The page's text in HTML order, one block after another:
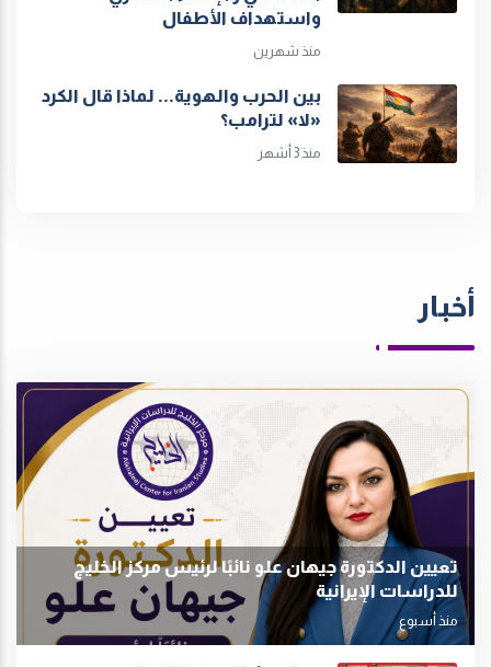
واستهداف الأطفال
منذ شهرين
بين الحرب والهوية... لماذا قال الكرد
«لا» لترامب؟
منذ 3 أشهر
أخبار
تعيين الدكتورة جيهان علو نائبًا لرئيس مركز الخليج
للدراسات الإيرانية
منذ أسبوع